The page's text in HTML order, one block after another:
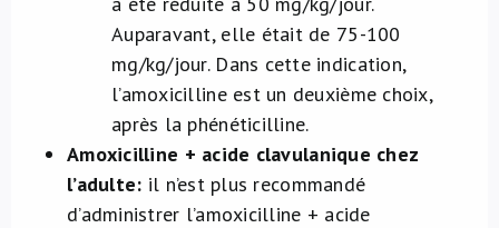
Auparavant, elle était de 75-100
mg/kg/jour. Dans cette indication,
l’amoxicilline est un deuxième choix,
après la phénéticilline.
Amoxicilline + acide clavulanique chez
l’adulte: il n’est plus recommandé
d’administrer l’amoxicilline + acide